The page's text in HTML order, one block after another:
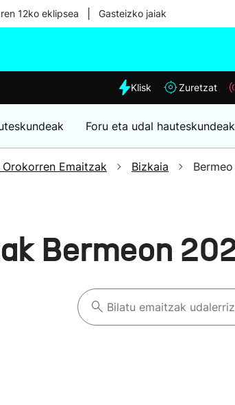
12ko eklipsea Gasteizko jaiak
Eguraldia
Klisk Zuretzat
Foru eta udal hauteskundeak
Emaitzak Bizkaia Bermeo
Bermeon